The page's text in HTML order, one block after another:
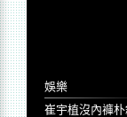
娛樂
崔宇植沒內褲